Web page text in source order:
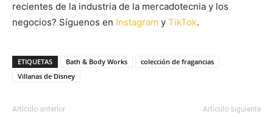
recientes de la industria de la mercadotecnia y los
negocios? Síguenos en Instagram y TikTok.
ETIQUETAS Bath & Body Works
colección de fragancias
Villanas de Disney
Artículo anterior Artículo siguiente